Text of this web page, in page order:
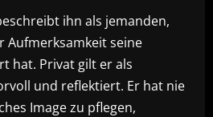
ihn als jemanden,
seine
hat. Privat gilt er als
und reflektiert. Er hat nie
Image zu pflegen,